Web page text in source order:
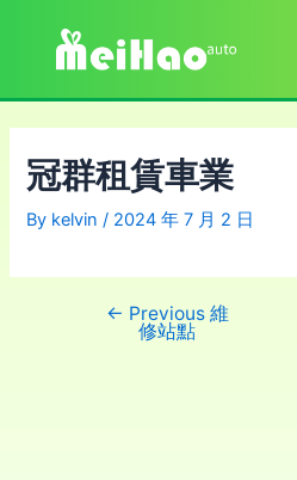
冠群租賃車業
By kelvin/ 2024 年 7 月 2 日
← Previous 維
修站點